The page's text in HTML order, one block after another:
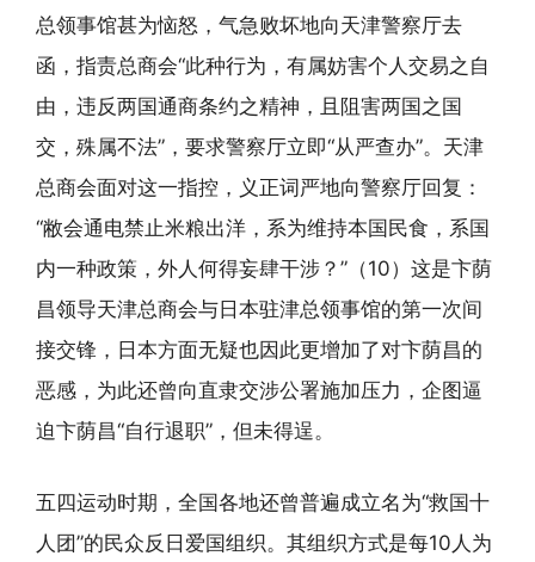
总领事馆甚为恼怒，气急败坏地向天津警察厅去
函，指责总商会“此种行为，有属妨害个人交易之自
由，违反两国通商条约之精神，且阻害两国之国
交，殊属不法”，要求警察厅立即“从严查办”。天津
总商会面对这一指控，义正词严地向警察厅回复：
“敝会通电禁止米粮出洋，系为维持本国民食，系国
内一种政策，外人何得妄肆干涉？”（10）这是卞荫
昌领导天津总商会与日本驻津总领事馆的第一次间
接交锋，日本方面无疑也因此更增加了对卞荫昌的
恶感，为此还曾向直隶交涉公署施加压力，企图逼
迫卞荫昌“自行退职”，但未得逞。
五四运动时期，全国各地还曾普遍成立名为“救国十
人团”的民众反日爱国组织。其组织方式是每10人为